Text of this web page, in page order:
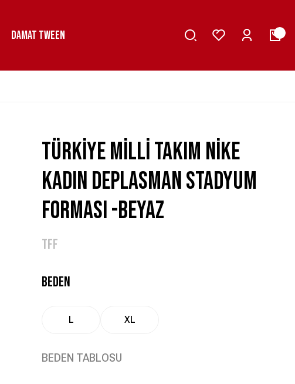
DAMAT TWEEN
Türkiye Milli Takım Nike
Kadın Deplasman Stadyum
Forması -Beyaz
TFF
BEDEN
L XL
BEDEN TABLOSU